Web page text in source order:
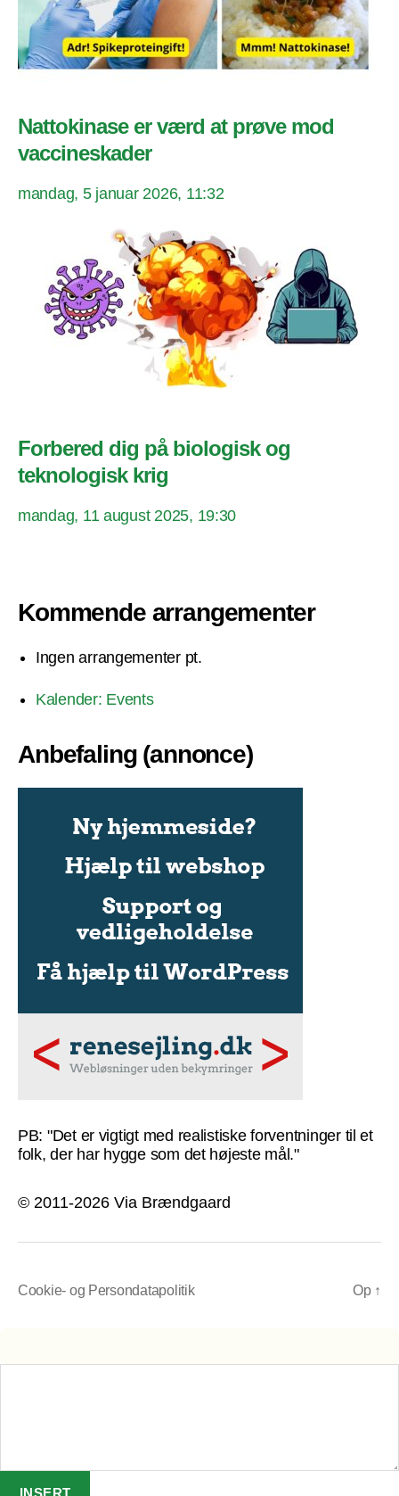
Nattokinase er værd at prøve mod
vaccineskader
mandag, 5 januar 2026, 11:32
Forbered dig på biologisk og
teknologisk krig
mandag, 11 august 2025, 19:30
Kommende arrangementer
Ingen arrangementer pt.
Kalender: Events
Anbefaling (annonce)
PB: "Det er vigtigt med realistiske forventninger til et
folk, der har hygge som det højeste mål."
© 2011-2026 Via Brændgaard
Cookie- og Persondatapolitik Op ↑